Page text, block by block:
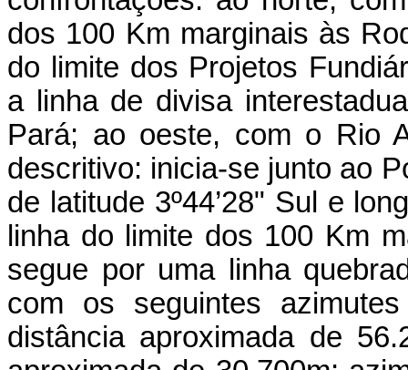
dos 100 Km marginais às
do limite dos Projetos
a linha de divisa
Pará; ao oeste, com o Rio
descritivo: inicia-se junto ao
de latitude 3º44’28" Sul e
linha do limite dos 100 Km
segue por uma linha
com os seguintes
distância aproximada de